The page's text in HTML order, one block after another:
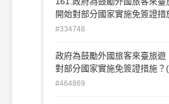
開始對部分國家實施免簽證措
82年1月1日 (B)民國83年1
#334748
政府為鼓勵外國旅客來臺旅遊
對部分國家實施免簽證措施？
年 1 月 1 日 (B)民國 83 年 1
#464869